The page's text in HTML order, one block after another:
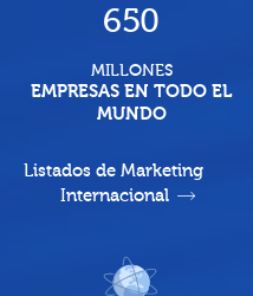
650
MILLONES
EMPRESAS EN TODO EL
MUNDO
Listados de Marketing
Internacional